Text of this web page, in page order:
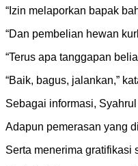
“Izin melaporkan bapak
“Dan pembelian hewan
“Terus apa tanggapan
“Baik, bagus, jalankan,”
Sebagai informasi,
Adapun pemerasan yang
Serta menerima gratifikasi